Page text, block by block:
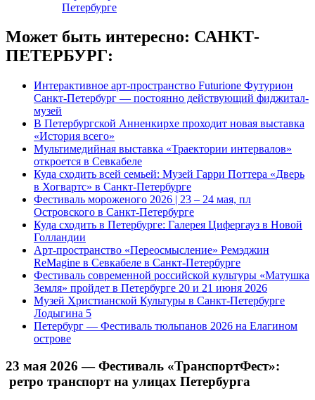
Петербурге
Может быть интересно: САНКТ-
ПЕТЕРБУРГ:
Интерактивное арт-пространство Futurione Футурион
Санкт-Петербург — постоянно действующий фиджитал-
музей
В Петербургской Анненкирхе проходит новая выставка
«История всего»
Мультимедийная выставка «Траектории интервалов»
откроется в Севкабеле
Куда сходить всей семьей: Музей Гарри Поттера «Дверь
в Хогвартс» в Санкт-Петербурге
Фестиваль мороженого 2026 | 23 – 24 мая, пл
Островского в Санкт-Петербурге
Куда сходить в Петербурге: Галерея Цифергауз в Новой
Голландии
Арт-пространство «Переосмысление» Ремэджин
ReMagine в Севкабеле в Санкт-Петербурге
Фестиваль современной российской культуры «Матушка
Земля» пройдет в Петербурге 20 и 21 июня 2026
Музей Христианской Культуры в Санкт-Петербурге
Лодыгина 5
Петербург — Фестиваль тюльпанов 2026 на Елагином
острове
23 мая 2026 — Фестиваль «ТранспортФест»:
ретро транспорт на улицах Петербурга